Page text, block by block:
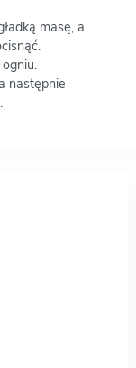
masę, a
następnie